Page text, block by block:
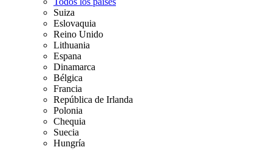
Suiza
Eslovaquia
Reino Unido
Lithuania
Espana
Dinamarca
Bélgica
Francia
República de Irlanda
Polonia
Chequia
Suecia
Hungría